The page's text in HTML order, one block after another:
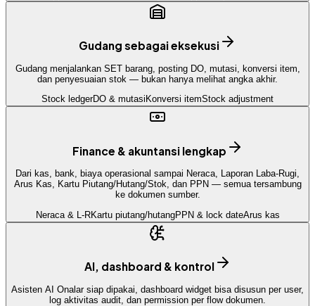
Gudang sebagai eksekusi
Gudang menjalankan SET barang, posting DO, mutasi, konversi item,
dan penyesuaian stok — bukan hanya melihat angka akhir.
Stock ledgerDO & mutasi Konversi itemStock adjustment
Finance & akuntansi lengkap
Dari kas, bank, biaya operasional sampai Neraca, Laporan Laba-Rugi,
Arus Kas, Kartu Piutang/Hutang/Stok, dan PPN — semua tersambung
ke dokumen sumber.
Neraca & L-RKartu piutang/hutangPPN & lock dateArus kas
AI, dashboard & kontrol
Asisten AI Onalar siap dipakai, dashboard widget bisa disusun per user,
log aktivitas audit, dan permission per flow dokumen.